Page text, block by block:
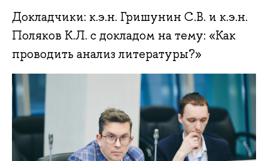
Докладчики: к.э.н. Гришунин С.В. и к.э.н.
Поляков К.Л. с докладом на тему: «Как
проводить анализ литературы?»